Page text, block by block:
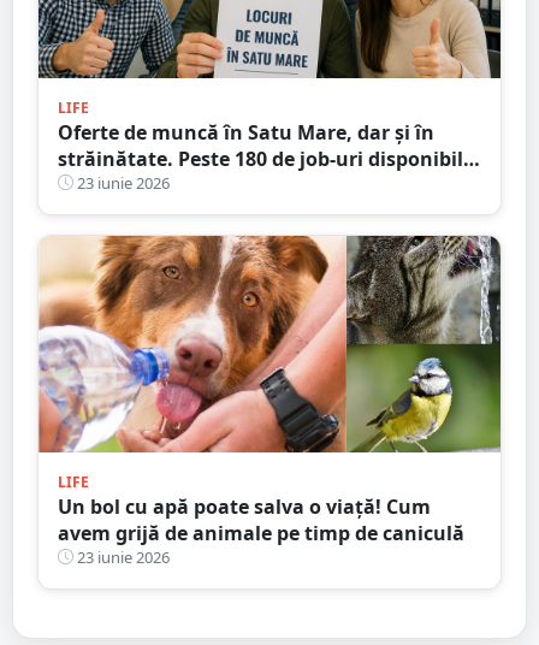
LIFE
Oferte de muncă în Satu Mare, dar și în
străinătate. Peste 180 de job-uri disponibile
la noi în județ
23 iunie 2026
LIFE
Un bol cu apă poate salva o viață! Cum
avem grijă de animale pe timp de caniculă
23 iunie 2026